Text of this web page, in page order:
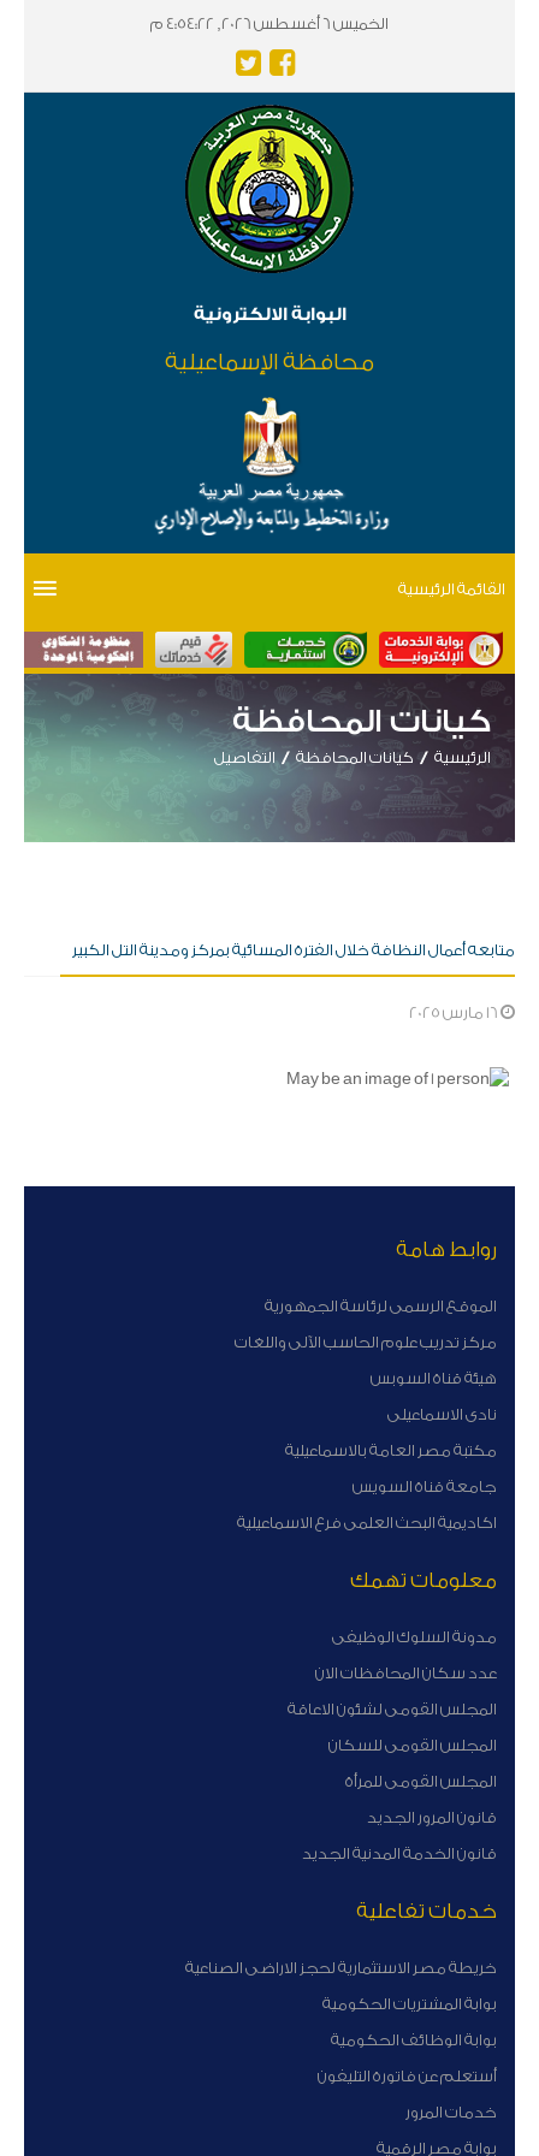
الخميس 6 أغسطس 2026, 4:54:22 م
البوابة الالكترونية
محافظة الإسماعيلية
القائمة الرئيسية
كيانات المحافظة
الرئيسية كيانات المحافظة التفاصيل
متابعه أعمال النظافة خلال الفترة المسائية بمركز ومدينة التل الكبير
روابط هامة
الموقع الرسمى لرئاسة الجمهورية
مركز تدريب علوم الحاسب الآلى واللغات
هيئة قناة السوبس
نادى الاسماعيلى
مكتبة مصر العامة بالاسماعيلية
جامعة قناة السويس
اكاديمية البحث العلمى فرع الاسماعيلية
معلومات تهمك
مدونة السلوك الوظيفى
عدد سكان المحافظات الان
المجلس القومى لشئون الاعاقة
المجلس القومى للسكان
المجلس القومى للمرأة
قانون المرور الجديد
قانون الخدمة المدنية الجديد
خدمات تفاعلية
خريطة مصر الاستثمارية لحجز الاراضى الصناعية
بوابة المشتريات الحكومية
بوابة الوظائف الحكومية
أستعلم عن فاتورة التليفون
خدمات المرور
بوابة مصر الرقمية